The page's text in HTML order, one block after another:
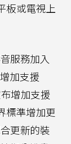
板或電視上
服務加入
加支援
增加支援
標準增加更
更新的裝